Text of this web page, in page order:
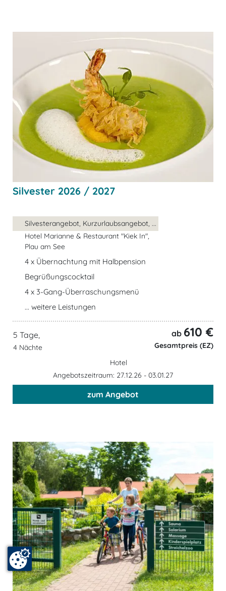
Silvester 2026 / 2027
Silvesterangebot, Kurzurlaubsangebot, ...
Hotel Marianne & Restaurant "Kiek In",
Plau am See
4 x Übernachtung mit Halbpension
Begrüßungscocktail
4 x 3-Gang-Überraschungsmenü
... weitere Leistungen
5 Tage,
4 Nächte
ab 610 €
Gesamtpreis (EZ)
Hotel
Angebotszeitraum: 27.12.26 - 03.01.27
zum Angebot